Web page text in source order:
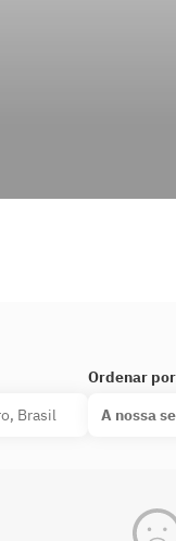
Ordenar por
A nossa